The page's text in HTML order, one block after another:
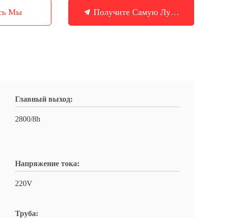
Мы Получите Самую Лучшую Цену
Главный выход:
2800/8h
Напряжение тока:
220V
Труба: